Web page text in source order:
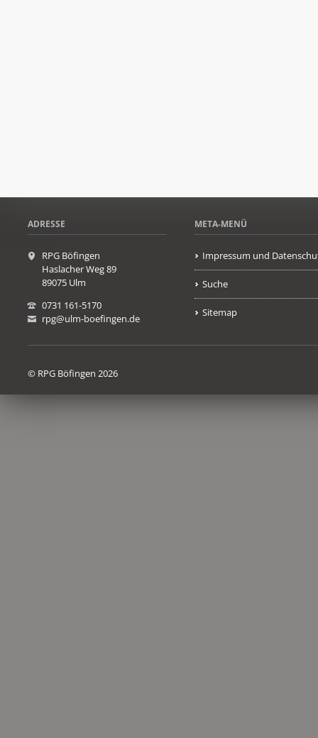
ADRESSE
RPG Böfingen
Haslacher Weg 89
89075 Ulm
0731 161-5170
rpg@ulm-boefingen.de
META-MENÜ
Impressum und
Suche
Sitemap
© RPG Böfingen 2026